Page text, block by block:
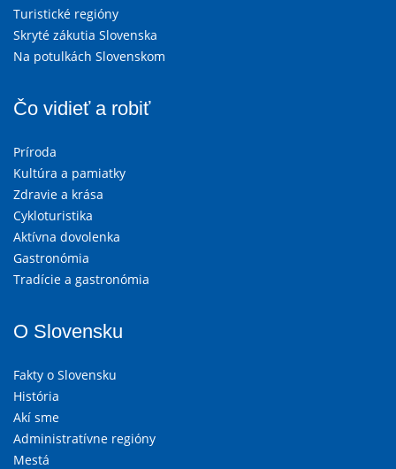
Turistické regióny
Skryté zákutia Slovenska
Na potulkách Slovenskom
Čo vidieť a robiť
Príroda
Kultúra a pamiatky
Zdravie a krása
Cykloturistika
Aktívna dovolenka
Gastronómia
Tradície a gastronómia
O Slovensku
Fakty o Slovensku
História
Akí sme
Administratívne regióny
Mestá